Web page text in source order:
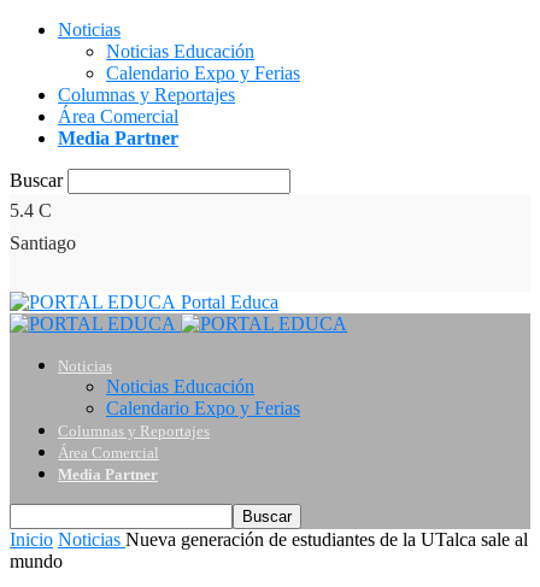
Noticias
Noticias Educación
Calendario Expo y Ferias
Columnas y Reportajes
Área Comercial
Media Partner
Buscar
5.4 C
Santiago
Portal Educa
Noticias
Noticias Educación
Calendario Expo y Ferias
Columnas y Reportajes
Área Comercial
Media Partner
Inicio Noticias Nueva generación de estudiantes de la UTalca sale al
mundo